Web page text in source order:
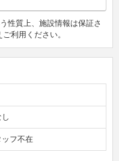
性質上、施設情報は保証さ
利用ください。
ッフ不在